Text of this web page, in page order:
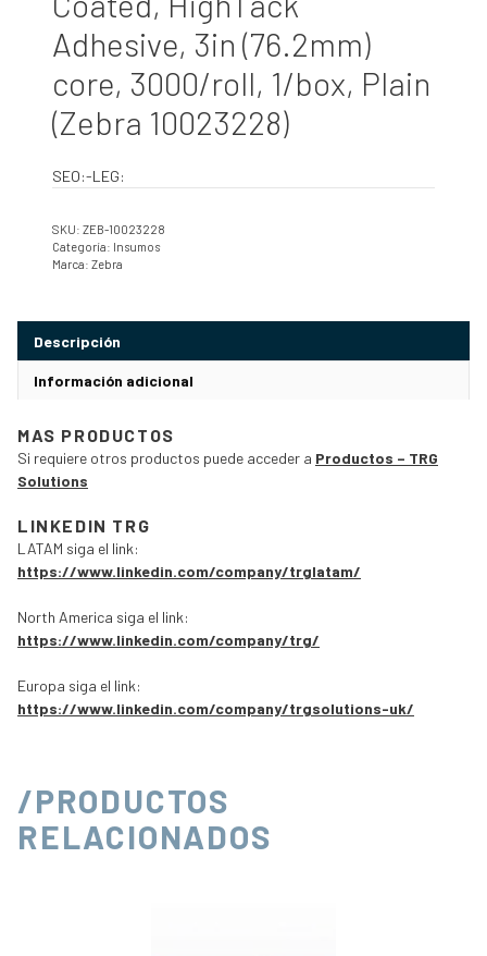
Adhesive, 3in (76.2mm)
core, 3000/roll, 1/box, Plain
(Zebra 10023228)
SEO:-LEG:
SKU: ZEB-10023228
Categoría: Insumos
Marca: Zebra
Descripción
Información adicional
MAS PRODUCTOS
Si requiere otros productos puede acceder a Productos – TRG
Solutions
LINKEDIN TRG
LATAM siga el link:
https://www.linkedin.com/company/trglatam/
North America siga el link:
https://www.linkedin.com/company/trg/
Europa siga el link:
https://www.linkedin.com/company/trgsolutions-uk/
/PRODUCTOS
RELACIONADOS